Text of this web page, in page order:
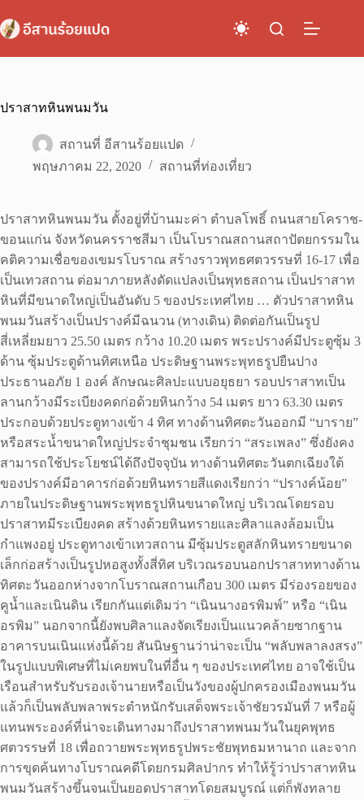
to
content
ปราสาทหินพนมวัน
สถานที่ อีสานร้อยแปด
พฤษภาคม 22, 2020
สถานที่ท่องเที่ยว
ปราสาทหินพนมวัน ตั้งอยู่ที่บ้านมะค่า ตำบลโพธิ์ ถนนสายโคราช-
ขอนแก่น จังหวัดนครราชสีมา เป็นโบราณสถานสถาปัตยกรรมใน
คติความเชื่อของเขมรโบราณ สร้างราวพุทธศตวรรษที่ 16-17 เพื่อ
เป็นเทวสถาน ต่อมาภายหลังดัดแปลงเป็นพุทธสถาน เป็นปราสาท
หินที่มีขนาดใหญ่เป็นอันดับ 5 ของประเทศไทย … ตัวปราสาทหิน
พนมวันสร้างเป็นปรางค์มีฉนวน (ทางเดิน) ติดต่อกันเป็นรูป
สี่เหลี่ยมยาว 25.50 เมตร กว้าง 10.20 เมตร พระปรางค์มีประตูซุ้ม 3
ด้าน ซุ้มประตูด้านทิศเหนือ ประดิษฐานพระพุทธรูปยืนปาง
ประธานอภัย 1 องค์ ลักษณะศิลปะแบบอยุธยา รอบปราสาทเป็น
ลานกว้างมีระเบียงคดก่อด้วยหินกว้าง 54 เมตร ยาว 63.30 เมตร
ประกอบด้วยประตูทางเข้า 4 ทิศ ทางด้านทิศตะวันออกมี “บาราย”
หรือสระน้ำขนาดใหญ่ประจำชุมชน เรียกว่า “สระเพลง” ซึ่งยังคง
สามารถใช้ประโยชน์ได้ถึงปัจจุบัน ทางด้านทิศตะวันตกเฉียงใต้
ของปรางค์มีอาคารก่อด้วยหินทรายสีแดงเรียกว่า “ปรางค์น้อย”
ภายในประดิษฐานพระพุทธรูปหินขนาดใหญ่ บริเวณโดยรอบ
ปราสาทมีระเบียงคด สร้างด้วยหินทรายและศิลาแลงล้อมเป็น
กำแพงอยู่ ประตูทางเข้าเทวสถาน มีซุ้มประตูสลักหินทรายขนาด
เล็กก่อสร้างเป็นรูปหอสูงทั้งสี่ทิศ บริเวณรอบนอกปราสาททางด้าน
ทิศตะวันออกห่างจากโบราณสถานเกือบ 300 เมตร มีร่องรอยของ
คูน้ำและเนินดิน เรียกกันแต่เดิมว่า “เนินนางอรพิมพ์” หรือ “เนิน
อรพิม” นอกจากนี้ยังพบศิลาแลงจัดเรียงเป็นแนวคล้ายซากฐาน
อาคารบนเนินแห่งนี้ด้วย สันนิษฐานว่าน่าจะเป็น “พลับพลาลงสรง”
ในรูปแบบพิเศษที่ไม่เคยพบในที่อื่น ๆ ของประเทศไทย อาจใช้เป็น
เรือนสำหรับรับรองเจ้านายหรือเป็นวังของผู้ปกครองเมืองพนมวัน
แล้วก็เป็นพลับพลาพระตำหนักรับเสด็จพระเจ้าชัยวรมันที่ 7 หรือผู้
แทนพระองค์ที่น่าจะเดินทางมาถึงปราสาทพนมวันในยุคพุทธ
ศตวรรษที่ 18 เพื่อถวายพระพุทธรูปพระชัยพุทธมหานาถ และจาก
การขุดค้นทางโบราณคดีโดยกรมศิลปากร ทำให้รู้ว่าปราสาทหิน
พนมวันสร้างขึ้นจนเป็นยอดปราสาทโดยสมบูรณ์ แต่ก็พังทลาย